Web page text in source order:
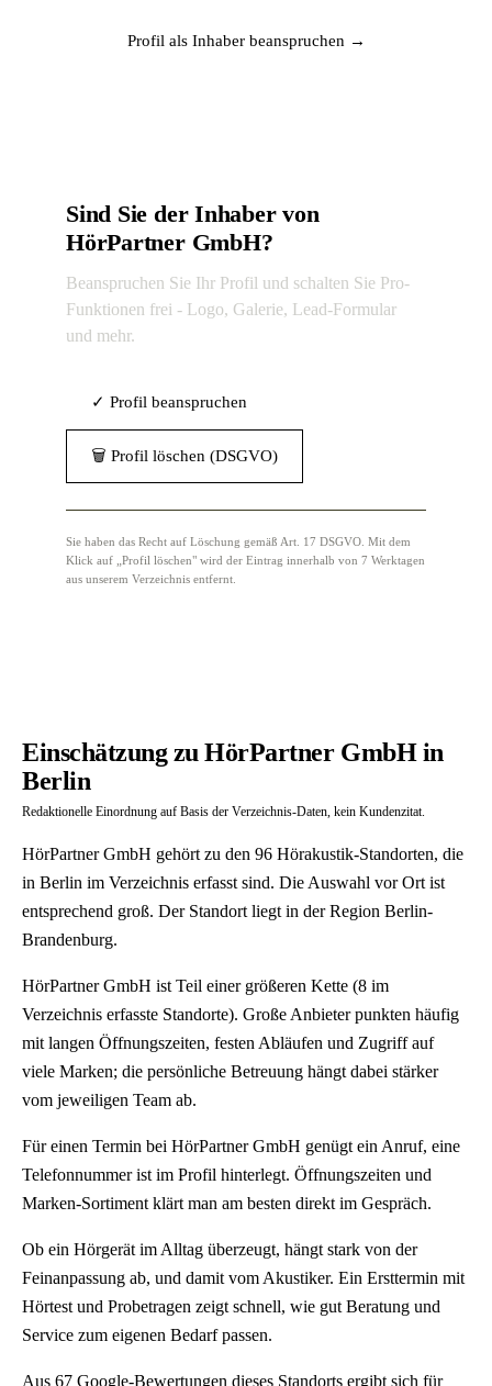
Profil als Inhaber beanspruchen →
Sind Sie der Inhaber von
HörPartner GmbH?
Beanspruchen Sie Ihr Profil und schalten Sie Pro-
Funktionen frei - Logo, Galerie, Lead-Formular
und mehr.
✓ Profil beanspruchen
🗑 Profil löschen (DSGVO)
Sie haben das Recht auf Löschung gemäß Art. 17 DSGVO. Mit dem
Klick auf „Profil löschen" wird der Eintrag innerhalb von 7 Werktagen
aus unserem Verzeichnis entfernt.
Einschätzung zu HörPartner GmbH in
Berlin
Redaktionelle Einordnung auf Basis der Verzeichnis-Daten, kein Kundenzitat.
HörPartner GmbH gehört zu den 96 Hörakustik-Standorten, die
in Berlin im Verzeichnis erfasst sind. Die Auswahl vor Ort ist
entsprechend groß. Der Standort liegt in der Region Berlin-
Brandenburg.
HörPartner GmbH ist Teil einer größeren Kette (8 im
Verzeichnis erfasste Standorte). Große Anbieter punkten häufig
mit langen Öffnungszeiten, festen Abläufen und Zugriff auf
viele Marken; die persönliche Betreuung hängt dabei stärker
vom jeweiligen Team ab.
Für einen Termin bei HörPartner GmbH genügt ein Anruf, eine
Telefonnummer ist im Profil hinterlegt. Öffnungszeiten und
Marken-Sortiment klärt man am besten direkt im Gespräch.
Ob ein Hörgerät im Alltag überzeugt, hängt stark von der
Feinanpassung ab, und damit vom Akustiker. Ein Ersttermin mit
Hörtest und Probetragen zeigt schnell, wie gut Beratung und
Service zum eigenen Bedarf passen.
Aus 67 Google-Bewertungen dieses Standorts ergibt sich für